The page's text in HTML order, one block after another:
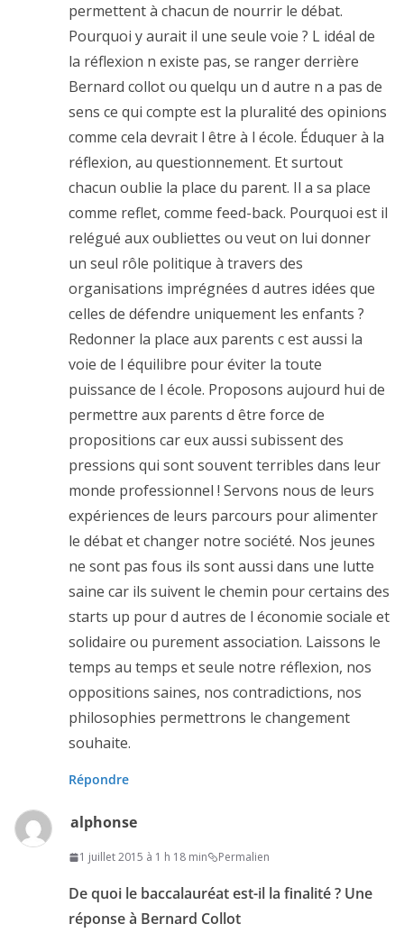
permettent à chacun de nourrir le débat.
Pourquoi y aurait il une seule voie ? L idéal de
la réflexion n existe pas, se ranger derrière
Bernard collot ou quelqu un d autre n a pas de
sens ce qui compte est la pluralité des opinions
comme cela devrait l être à l école. Éduquer à la
réflexion, au questionnement. Et surtout
chacun oublie la place du parent. Il a sa place
comme reflet, comme feed-back. Pourquoi est il
relégué aux oubliettes ou veut on lui donner
un seul rôle politique à travers des
organisations imprégnées d autres idées que
celles de défendre uniquement les enfants ?
Redonner la place aux parents c est aussi la
voie de l équilibre pour éviter la toute
puissance de l école. Proposons aujourd hui de
permettre aux parents d être force de
propositions car eux aussi subissent des
pressions qui sont souvent terribles dans leur
monde professionnel ! Servons nous de leurs
expériences de leurs parcours pour alimenter
le débat et changer notre société. Nos jeunes
ne sont pas fous ils sont aussi dans une lutte
saine car ils suivent le chemin pour certains des
starts up pour d autres de l économie sociale et
solidaire ou purement association. Laissons le
temps au temps et seule notre réflexion, nos
oppositions saines, nos contradictions, nos
philosophies permettrons le changement
souhaite.
Répondre
alphonse
1 juillet 2015 à 1 h 18 min Permalien
De quoi le baccalauréat est-il la finalité ? Une
réponse à Bernard Collot